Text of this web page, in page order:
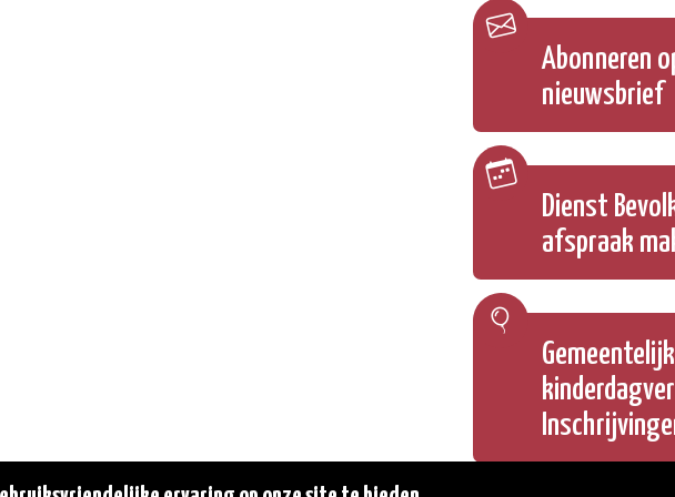
Abonneren
nieuwsbrief
Dienst
afspraak